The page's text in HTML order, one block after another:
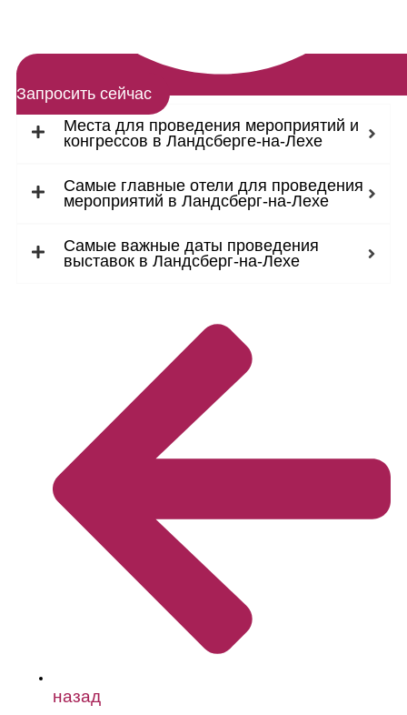
Запросить сейчас
Места для проведения мероприятий и
конгрессов в Ландсберге-на-Лехе
Самые главные отели для проведения
мероприятий в Ландсберг-на-Лехе
Самые важные даты проведения
выставок в Ландсберг-на-Лехе
назад